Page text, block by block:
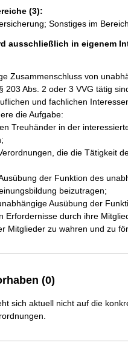
(3):
Sonstiges im
ausschließlich in eigenem
Zusammenschluss von
Abs. 2 oder 3 VVG tätig
und fachlichen
die Aufgabe:
Treuhänder in der
die die Tätigkeit
der Funktion des
beizutragen;
Ausübung der
Erfordernisse durch ihre
Mitglieder zu wahren und zu
(0)
sich aktuell nicht auf die